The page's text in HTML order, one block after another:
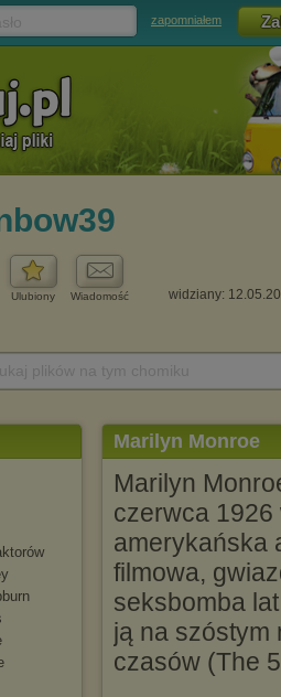
zapomniałem
Ulubiony Wiadomość widziany:
Marilyn Monroe
Marilyn
czerwca 1926
amerykańska
filmowa,
seksbomba
ją na szóstym
czasów (The